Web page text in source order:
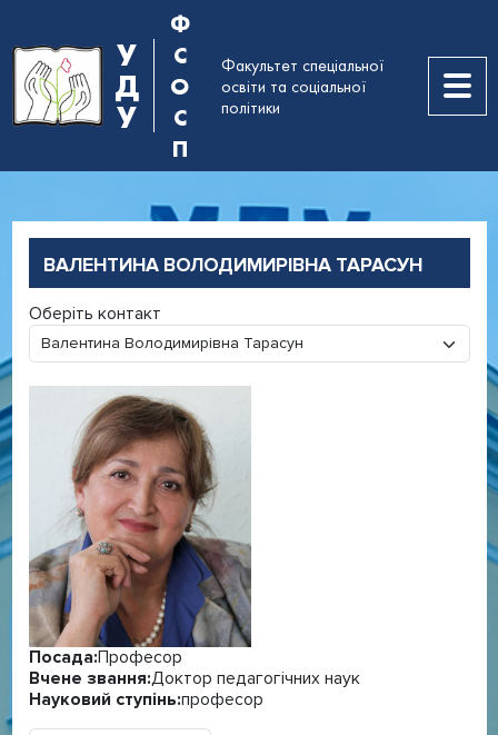
У
Д
У
Ф
С
О
С
П
Факультет спеціальної
освіти та соціальної
політики
ВАЛЕНТИНА ВОЛОДИМИРІВНА ТАРАСУН
Оберіть контакт
Посада:Професор
Вчене звання:Доктор педагогічних наук
Науковий ступінь:професор